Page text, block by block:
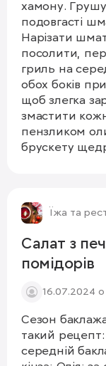
хамону. Грушу помити, нарізати невеличкі
подовгасті
Нарізати
посолити,
гриль на
обох боків
щоб злегка
змастити
пензликом
брускету
Їжа та
Салат з
помідорів
16.07.2024 о
Сезон
такий рецепт: На 2 порції нам потрібно: 1
середній